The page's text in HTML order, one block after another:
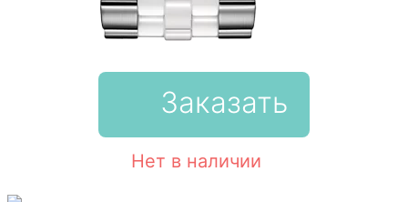
Заказать
Нет в наличии